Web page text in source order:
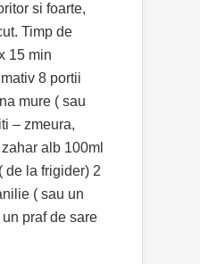
si foarte,
Timp de
15 min
8 portii
mure ( sau
– zmeura,
alb 100ml
de la frigider) 2
( sau un
praf de sare